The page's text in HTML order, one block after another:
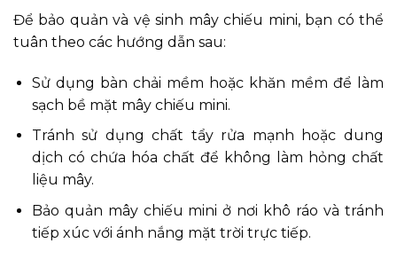
Để bảo quản và vệ sinh mây chiếu mini, bạn có thể
tuân theo các hướng dẫn sau:
Sử dụng bàn chải mềm hoặc khăn mềm để làm
sạch bề mặt mây chiếu mini.
Tránh sử dụng chất tẩy rửa mạnh hoặc dung
dịch có chứa hóa chất để không làm hỏng chất
liệu mây.
Bảo quản mây chiếu mini ở nơi khô ráo và tránh
tiếp xúc với ánh nắng mặt trời trực tiếp.